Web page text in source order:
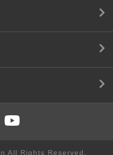
All Rights Reserved.